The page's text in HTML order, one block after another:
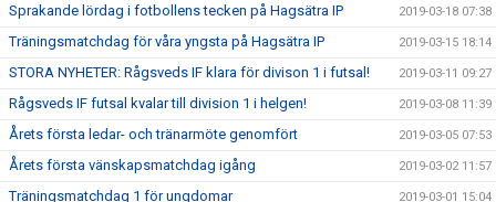
Sprakande lördag i fotbollens tecken på Hagsätra IP 2019-03-18 07:38
Träningsmatchdag för våra yngsta på Hagsätra IP 2019-03-15 18:14
STORA NYHETER: Rågsveds IF klara för divison 1 i futsal! 2019-03-11 09:27
Rågsveds IF futsal kvalar till division 1 i helgen! 2019-03-08 11:39
Årets första ledar- och tränarmöte genomfört 2019-03-05 07:53
Årets första vänskapsmatchdag igång 2019-03-02 11:57
Träningsmatchdag 1 för ungdomar 2019-03-01 15:04